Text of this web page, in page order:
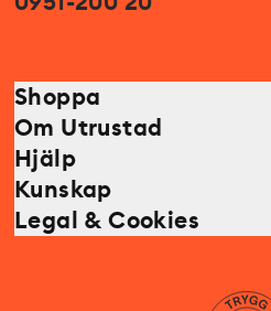
Shoppa
Om Utrustad
Hjälp
Kunskap
Legal & Cookies